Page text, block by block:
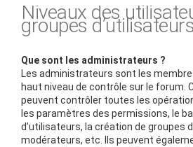
Niveaux des
groupes
Que sont les administrateurs ?
Les administrateurs sont les
haut niveau de contrôle sur le forum.
peuvent contrôler toutes les
les paramètres des permissions, le
d’utilisateurs, la création de groupes
modérateurs, etc. Ils peuvent